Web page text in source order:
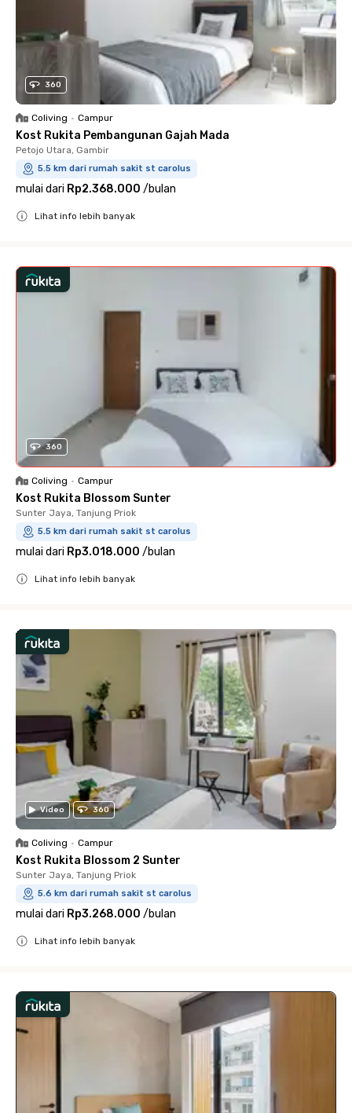
360
Coliving • Campur
Kost Rukita Pembangunan Gajah Mada
Petojo Utara, Gambir
5.5 km dari rumah sakit st carolus
mulai dari Rp2.368.000 /bulan
Lihat info lebih banyak
360
Coliving • Campur
Kost Rukita Blossom Sunter
Sunter Jaya, Tanjung Priok
5.5 km dari rumah sakit st carolus
mulai dari Rp3.018.000 /bulan
Lihat info lebih banyak
Video 360
Coliving • Campur
Kost Rukita Blossom 2 Sunter
Sunter Jaya, Tanjung Priok
5.6 km dari rumah sakit st carolus
mulai dari Rp3.268.000 /bulan
Lihat info lebih banyak